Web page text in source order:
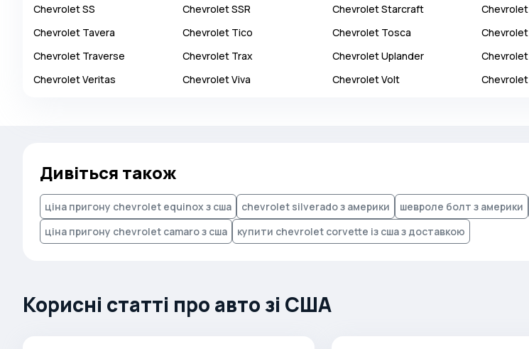
Baltijas Dzips
Batmobile
Bentley
Bertone
BMW
Borgward
Brabus
Brilliance
Bufori
ChevroletSS ChevroletSSR ChevroletStarcraft Chevrolet
Chevrolet Tavera Chevrolet Tico Chevrolet Tosca Chevrolet
Chevrolet Traverse Chevrolet Trax ChevroletUplander Chevrolet
ChevroletVeritas ChevroletViva ChevroletVolt Chevrolet
Дивіться також
ціна пригону chevrolet equinox з сша chevrolet silverado з америки шевроле болт з америки
ціна пригону chevrolet camaro з сша
купити chevrolet corvette із сша з доставкою
Корисні статті про авто зі США